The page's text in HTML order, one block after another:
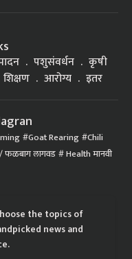
पशुसंवर्धन
कृषी
शिक्षण आरोग्य इतर
Goat Rearing Chili
फळबाग लागवड Health मानवी
the topics of
news and